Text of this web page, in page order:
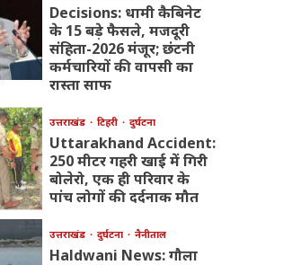
Decisions: धामी कैबिनेट
के 15 बड़े फैसले, मजदूरी
संहिता-2026 मंजूर; छंटनी
कर्मचारियों की वापसी का
रास्ता साफ
उत्तराखंड टिहरी दुर्घटना
Uttarakhand Accident:
250 मीटर गहरी खाई में गिरी
बोलेरो, एक ही परिवार के
पांच लोगों की दर्दनाक मौत
उत्तराखंड दुर्घटना नैनीताल
Haldwani News: गौला